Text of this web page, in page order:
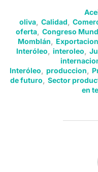
oliva Calidad
oferta, Congreso
Momblán
Interóleo
interoleo
Interóleo
produccion
de futuro
Sector
en
AUTOR